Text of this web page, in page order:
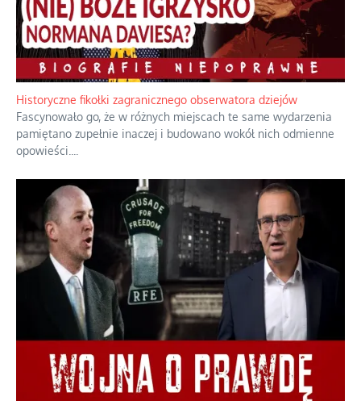
Historyczne fikołki zagranicznego obserwatora dziejów
Fascynowało go, że w różnych miejscach te same wydarzenia
pamiętano zupełnie inaczej i budowano wokół nich odmienne
opowieści.